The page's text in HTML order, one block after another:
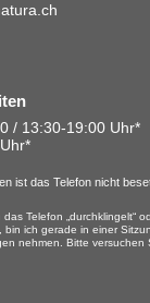
/ 13:30-19:00 Uhr*
ist das Telefon nicht
Telefon „durchklingelt“
bin ich gerade in einer
nehmen. Bitte